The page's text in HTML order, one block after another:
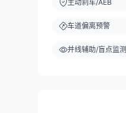
主动刹车/AEB
车道偏离预警
并线辅助/盲点监测